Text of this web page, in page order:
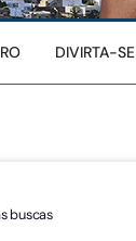
DIVIRTA-SE
buscas